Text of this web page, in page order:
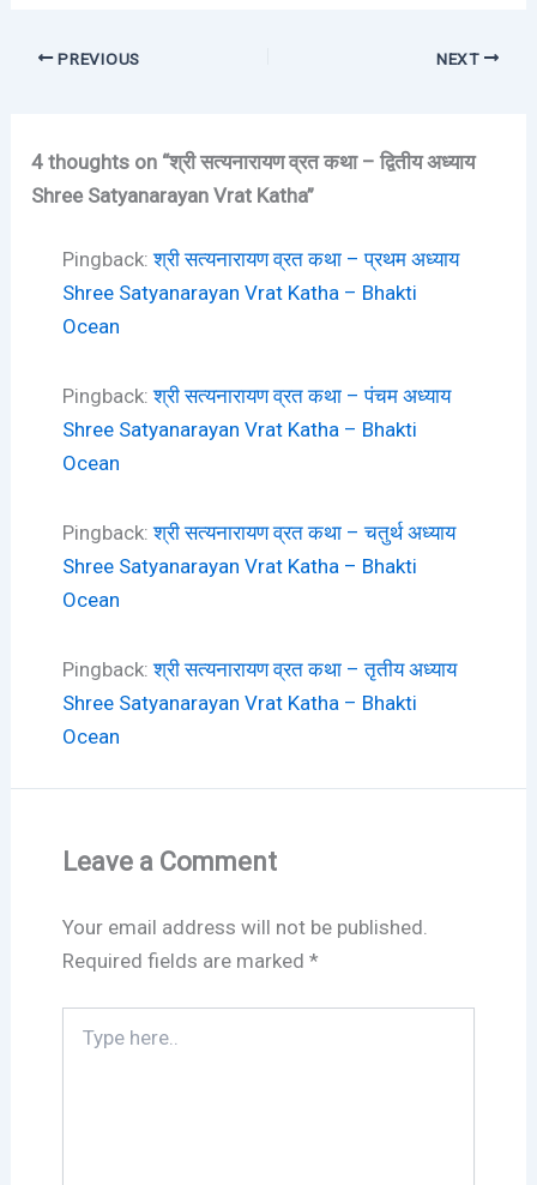
PREVIOUS NEXT
4 thoughts on “श्री सत्यनारायण व्रत कथा – द्वितीय अध्याय
Shree Satyanarayan Vrat Katha”
Pingback:श्री सत्यनारायण व्रत कथा – प्रथम अध्याय
Shree Satyanarayan Vrat Katha – Bhakti
Ocean
Pingback:श्री सत्यनारायण व्रत कथा – पंचम अध्याय
Shree Satyanarayan Vrat Katha – Bhakti
Ocean
Pingback:श्री सत्यनारायण व्रत कथा – चतुर्थ अध्याय
Shree Satyanarayan Vrat Katha – Bhakti
Ocean
Pingback:श्री सत्यनारायण व्रत कथा – तृतीय अध्याय
Shree Satyanarayan Vrat Katha – Bhakti
Ocean
Leave a Comment
Your email address will not be published.
Required fields are marked *
here..